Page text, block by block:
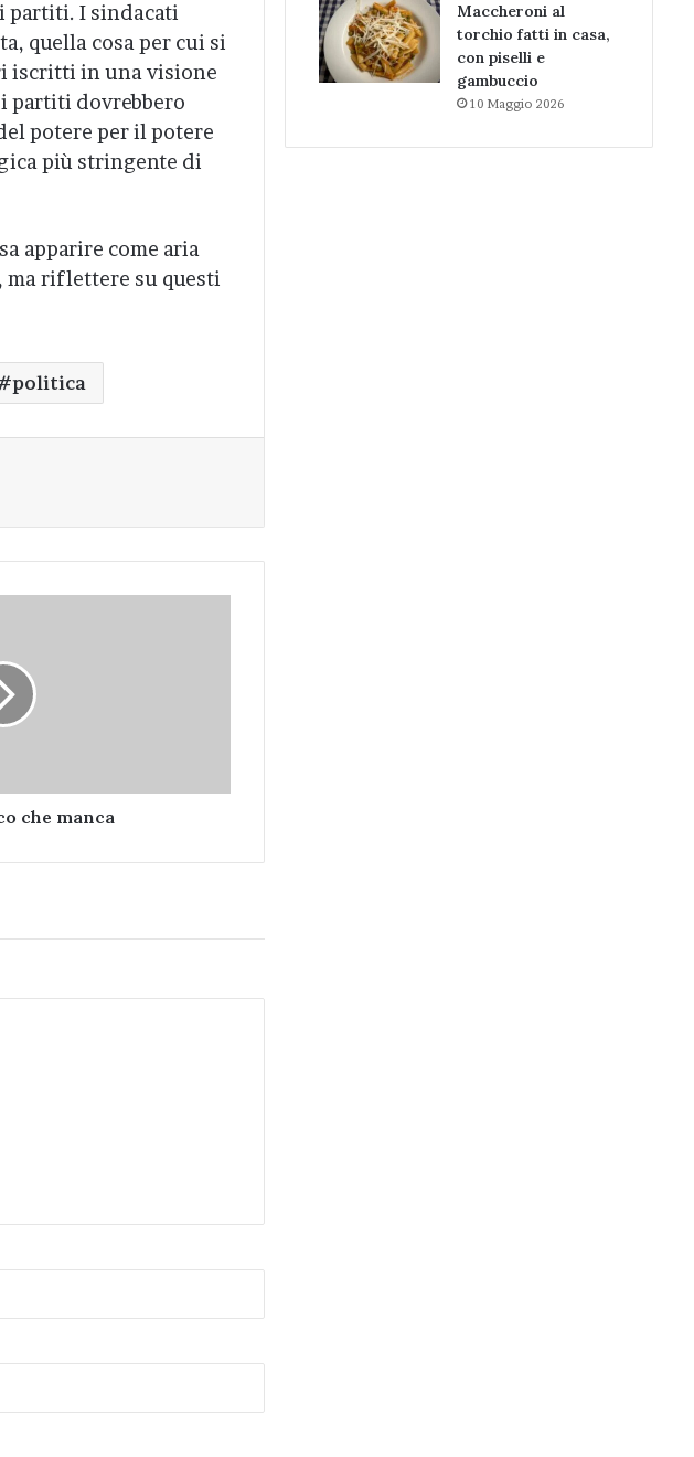
partiti. I sindacati
quella cosa per cui si
iscritti in una visione
partiti dovrebbero
potere per il potere
più stringente di
apparire come aria
ma riflettere su questi
politica
che manca
Maccheroni al
torchio fatti in casa,
con piselli e
gambuccio
10 Maggio 2026